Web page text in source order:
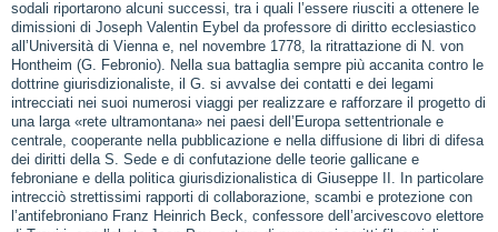
sodali riportarono alcuni successi, tra i quali l’essere riusciti a ottenere le
dimissioni di Joseph Valentin Eybel da professore di diritto ecclesiastico
all’Università di Vienna e, nel novembre 1778, la ritrattazione di N. von
Hontheim (G. Febronio). Nella sua battaglia sempre più accanita contro le
dottrine giurisdizionaliste, il G. si avvalse dei contatti e dei legami
intrecciati nei suoi numerosi viaggi per realizzare e rafforzare il progetto di
una larga «rete ultramontana» nei paesi dell’Europa settentrionale e
centrale, cooperante nella pubblicazione e nella diffusione di libri di difesa
dei diritti della S. Sede e di confutazione delle teorie gallicane e
febroniane e della politica giurisdizionalistica di Giuseppe II. In particolare
intrecciò strettissimi rapporti di collaborazione, scambi e protezione con
l’antifebroniano Franz Heinrich Beck, confessore dell’arcivescovo elettore